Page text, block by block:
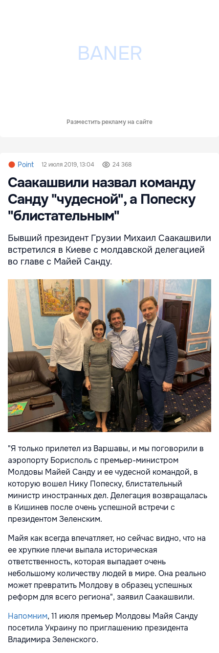
Разместить рекламу на сайте
Point 12 июля 2019, 13:04 24 368
Саакашвили назвал команду
Санду "чудесной", а Попеску
"блистательным"
Бывший президент Грузии Михаил Саакашвили
встретился в Киеве с молдавской делегацией
во главе с Майей Санду.
"Я только прилетел из Варшавы, и мы поговорили в
аэропорту Борисполь с премьер-министром
Молдовы Майей Санду и ее чудесной командой, в
которую вошел Нику Попеску, блистательный
министр иностранных дел. Делегация возвращалась
в Кишинев после очень успешной встречи с
президентом Зеленским.
Майя как всегда впечатляет, но сейчас видно, что на
ее хрупкие плечи выпала историческая
ответственность, которая выпадает очень
небольшому количеству людей в мире. Она реально
может превратить Молдову в образец успешных
реформ для всего региона", заявил Саакашвили.
Напомним, 11 июля премьер Молдовы Майя Санду
посетила Украину по приглашению президента
Владимира Зеленского.